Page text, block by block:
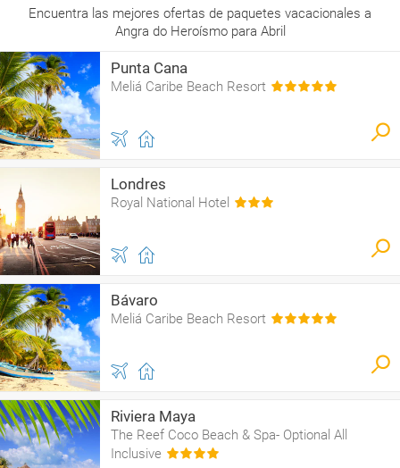
Encuentra las mejores ofertas de paquetes vacacionales a
Angra do Heroísmo para Abril
Punta Cana
Meliá Caribe Beach Resort
Londres
Royal National Hotel
Bávaro
Meliá Caribe Beach Resort
Riviera Maya
The Reef Coco Beach & Spa- Optional All
Inclusive